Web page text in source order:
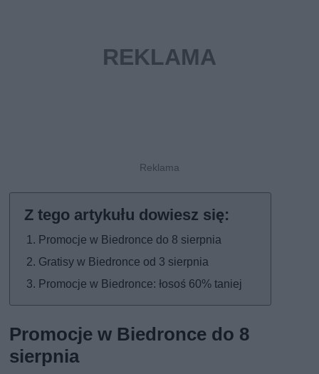
Promocje w Biedronce do 8 sierpnia
Gratisy w Biedronce od 3 sierpnia
Promocje w Biedronce: łosoś 60% taniej
Promocje w Biedronce do 8
sierpnia